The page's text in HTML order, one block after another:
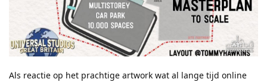
Als reactie op het prachtige artwork wat al lange tijd online